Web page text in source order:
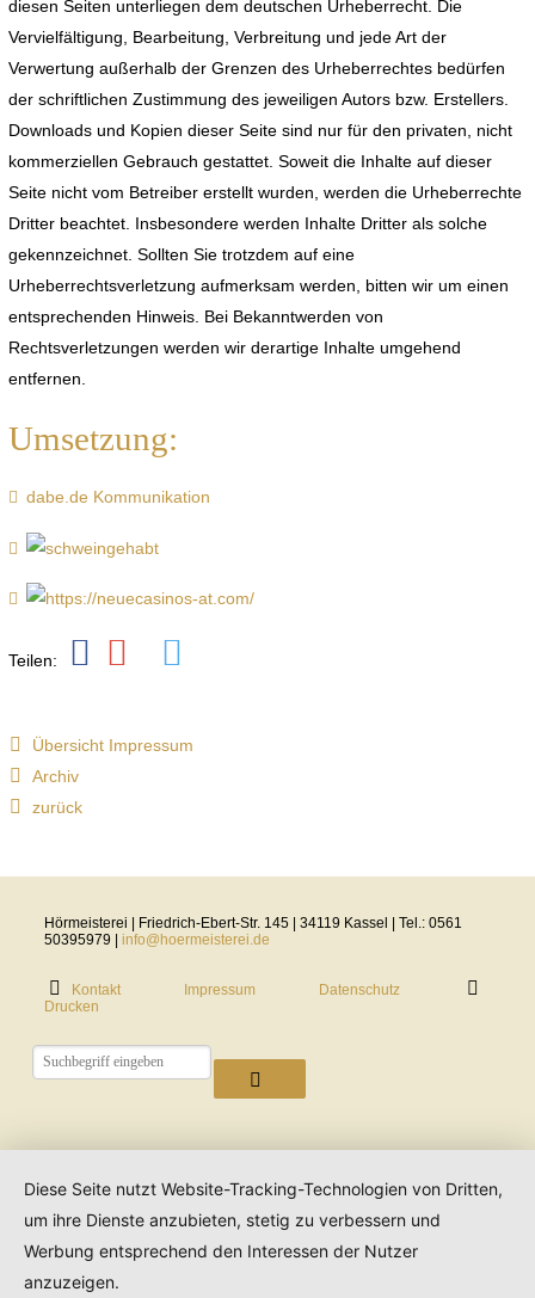
diesen Seiten unterliegen dem deutschen Urheberrecht. Die
Vervielfältigung, Bearbeitung, Verbreitung und jede Art der
Verwertung außerhalb der Grenzen des Urheberrechtes bedürfen
der schriftlichen Zustimmung des jeweiligen Autors bzw. Erstellers.
Downloads und Kopien dieser Seite sind nur für den privaten, nicht
kommerziellen Gebrauch gestattet. Soweit die Inhalte auf dieser
Seite nicht vom Betreiber erstellt wurden, werden die Urheberrechte
Dritter beachtet. Insbesondere werden Inhalte Dritter als solche
gekennzeichnet. Sollten Sie trotzdem auf eine
Urheberrechtsverletzung aufmerksam werden, bitten wir um einen
entsprechenden Hinweis. Bei Bekanntwerden von
Rechtsverletzungen werden wir derartige Inhalte umgehend
entfernen.
Umsetzung:
dabe.de Kommunikation
Teilen:
Übersicht Impressum
Archiv
zurück
Hörmeisterei | Friedrich-Ebert-Str. 145 | 34119 Kassel | Tel.: 0561
50395979 |info@hoermeisterei.de
Kontakt Impressum
Datenschutz
Drucken
Diese Seite nutzt Website-Tracking-Technologien von Dritten,
um ihre Dienste anzubieten, stetig zu verbessern und
Werbung entsprechend den Interessen der Nutzer
anzuzeigen.